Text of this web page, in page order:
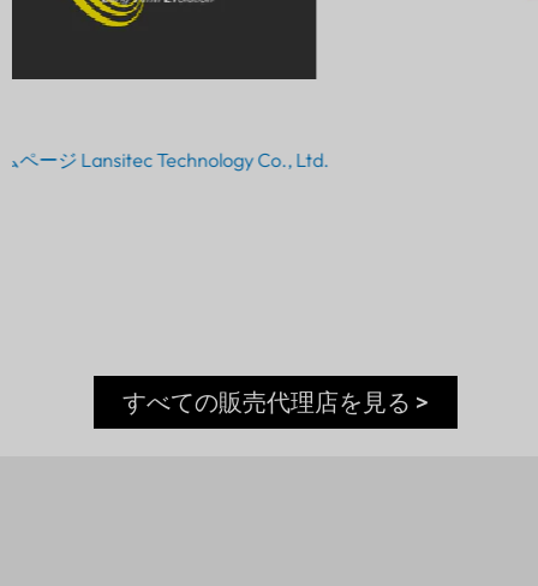
すべての販売代理店を見る >